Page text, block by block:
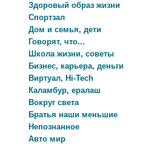
Здоровый образ жизни
Спортзал
Дом и семья, дети
Говорят, что...
Школа жизни, советы
Бизнес, карьера, деньги
Виртуал, Hi-Tech
Каламбур, ералаш
Вокруг света
Братья наши меньшие
Непознанное
Авто мир